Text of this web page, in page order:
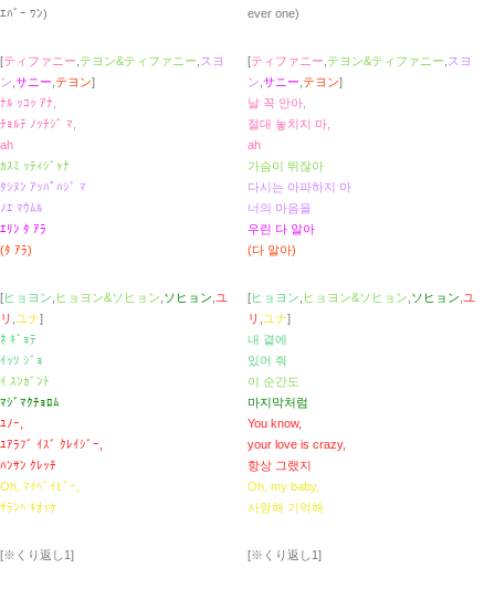
ｴﾊﾞｰ ﾜﾝ)
[ティファニー テヨン&ティファニー スヨ
ン サニー テヨン]
ﾅﾙ ｯｺｯ ｱﾅ,
ﾁｮﾙﾃ ﾉｯﾁｼﾞ ﾏ,
ah
ｶｽﾐ ｯﾃｨｼﾞｬﾅ
ﾀｼﾇﾝ ｱｯﾊﾟﾊｼﾞ ﾏ
ﾉｴ ﾏｳﾑﾙ
ｴﾘﾝ ﾀ ｱﾗ
(ﾀ ｱﾗ)
[ヒョヨン ヒョヨン&ソヒョン ソヒョン ユ
リ
ユナ]
ﾈ ｷﾞｮﾃ
ｲｯｿ ｼﾞｮ
ｲ ｽﾝｶﾞﾝﾄ
ﾏｼﾞﾏｸﾁｮﾛﾑ
ﾕﾉｰ,
ﾕｱﾗﾌﾞ ｲｽﾞ ｸﾚｲｼﾞｰ,
ﾊﾝｻﾝ ｸﾚｯﾁ
Oh, ﾏｲﾍﾞｲﾋﾞｰ,
ｻﾗﾝﾍ ｷｵｯｹ
[※くり返し1]
ever one)
[ティファニー テヨン&ティファニー スヨ
ン サニー テヨン]
날 꼭 안아,
절대 놓치지 마,
ah
가슴이 뛰잖아
다시는 아파하지 마
너의 마음을
우린 다 알아
(다 알아)
[ヒョヨン ヒョヨン&ソヒョン ソヒョン ユ
リ
ユナ]
내 곁에
있어 줘
이 순간도
마지막처럼
You know,
your love is crazy,
항상 그랬지
Oh, my baby,
사랑해 기억해
[※くり返し1]